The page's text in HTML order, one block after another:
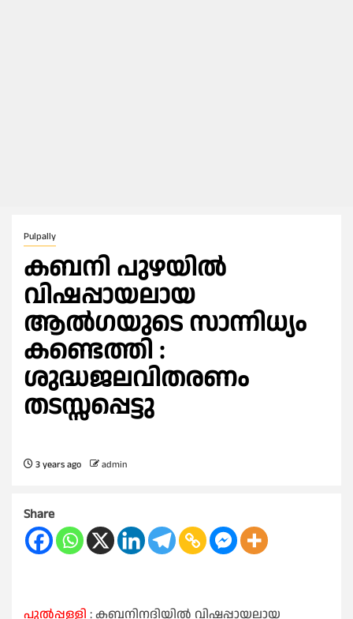
Pulpally
കബനി പുഴയിൽ
വിഷപ്പായലായ
ആൽഗയുടെ സാന്നിധ്യം
കണ്ടെത്തി :
ശുദ്ധജലവിതരണം
തടസ്സപ്പെട്ടു
3 years ago admin
Share
പുൽപ്പള്ളി : കബനിനദിയിൽ വിഷപ്പായലായ